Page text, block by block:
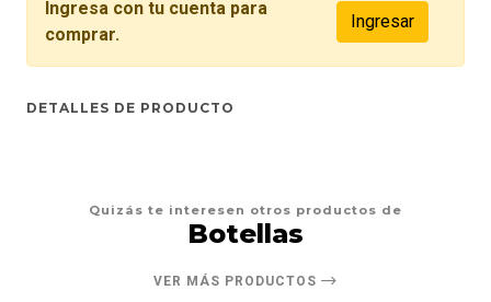
Ingresa con tu cuenta para
comprar.
Ingresar
DETALLES DE PRODUCTO
Quizás te interesen otros productos de
Botellas
VER MÁS PRODUCTOS